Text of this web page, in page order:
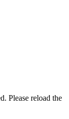
Please reload the